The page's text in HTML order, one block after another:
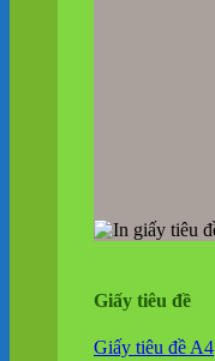
Giấy tiêu đề
Giấy tiêu đề A4